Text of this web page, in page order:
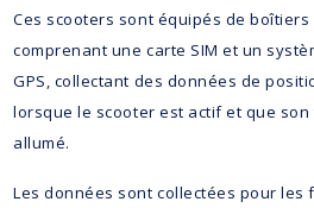
Ces scooters sont équipés de
comprenant une carte SIM et un
GPS, collectant des données de
lorsque le scooter est actif et que
allumé.
Les données sont collectées pour les